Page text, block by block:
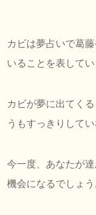
カビは夢占いで葛
いることを表してい
カビが夢に出てく
うもすっきりして
今一度、あなたが
機会になるでしょう